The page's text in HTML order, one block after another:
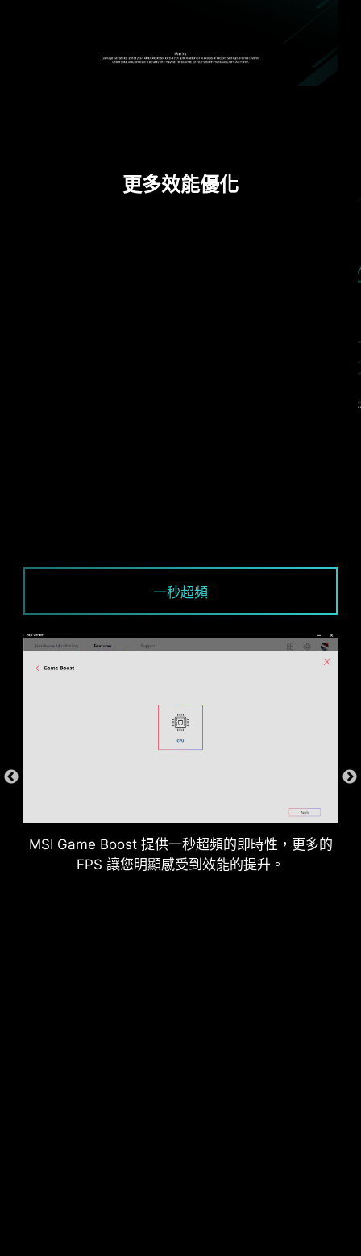
更多效能優化
一秒超頻
MSI Game Boost 提供一秒超頻的即時性，更多的
FPS 讓您明顯感受到效能的提升。
MSI 主機板內建過電流保護 (OCP) 優先考慮安全